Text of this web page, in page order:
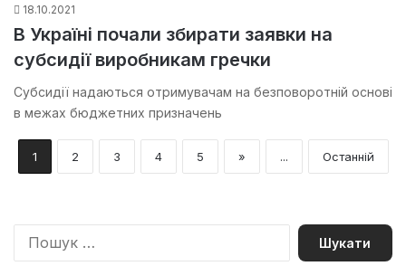
18.10.2021
В Україні почали збирати заявки на
субсидії виробникам гречки
Субсидії надаються отримувачам на безповоротній основі
в межах бюджетних призначень
1 2 3 4 5 » ... Останній
П